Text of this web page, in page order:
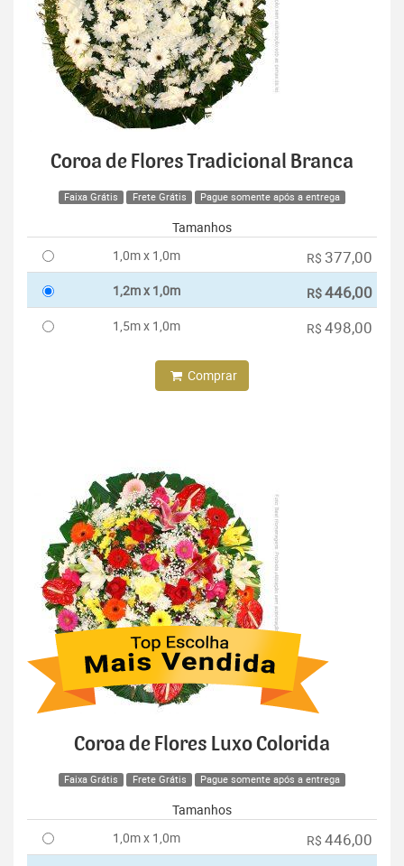
Coroa de Flores Tradicional Branca
Faixa Grátis Frete Grátis Pague somente após a entrega
Tamanhos
1,0m x 1,0m
R$ 377,00
1,2m x 1,0m R$446,00
1,5m x 1,0m R$ 498,00
Comprar
Coroa de Flores Luxo Colorida
Faixa Grátis Frete Grátis Pague somente após a entrega
Tamanhos
1,0m x 1,0m
R$ 446,00